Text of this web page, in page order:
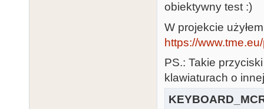
obiektywny test :)
W projekcie
https://
PS.: Takie
klawiaturach o